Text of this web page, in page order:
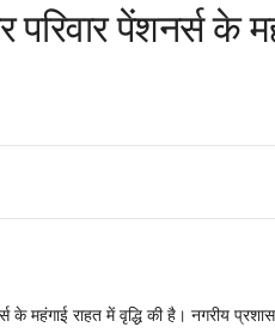
पेंशनर्स के
के महंगाई राहत में वृद्धि की है। नगरीय